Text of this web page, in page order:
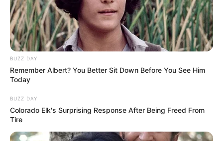
ГАРЯЧI ПОДІЇ
У селі на Закарпатті жінки
взялися засипати джерело, з
якого люди набирали питну
воду: що сталося? (фото,
відео)
07.08.2026
ГАРЯЧI ПОДІЇ
BUZZ DAY
Remember Albert? You Better Sit Down Before You See Him
Today
BUZZ DAY
Colorado Elk's Surprising Response After Being Freed From
Tire